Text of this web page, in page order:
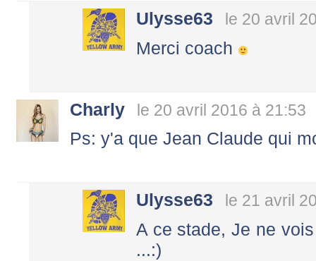
Ulysse63 le 20 avril
Merci coach
Charly le 20 avril 2016 à 21:53
Ps: y'a que Jean Claude qui
Ulysse63 le 21 avril
A ce stade, Je ne
...:)